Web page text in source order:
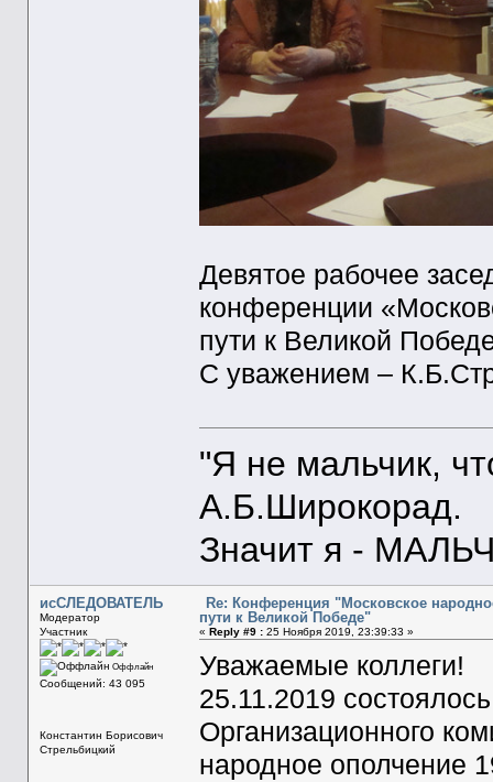
Девятое рабочее
конференции
пути к Великой
С уважением –
"Я не мальчик,
А.Б.Широкорад.
Значит я -
исСЛЕДОВАТЕЛЬ
Модератор
Участник
Оффлайн
Сообщений: 43 095
Константин Борисович
Стрельбицкий
Re: Конференция "Московское
пути к Великой Победе"
« Reply #9 :25 Ноября 2019, 23:39:33 »
Уважаемые коллеги!
25.11.2019
Организационного
народное ополчение